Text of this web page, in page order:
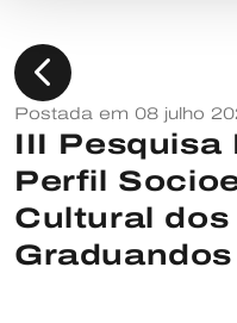
chevron_left
Postada em 08 julho
III Pesquisa
Perfil
Cultural dos